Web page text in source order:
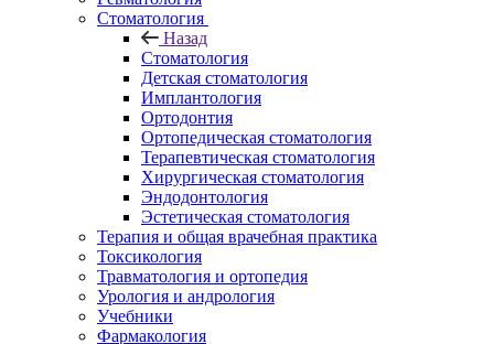
Стоматология
Назад
Стоматология
Детская стоматология
Имплантология
Ортодонтия
Ортопедическая стоматология
Терапевтическая стоматология
Хирургическая стоматология
Эндодонтология
Эстетическая стоматология
Терапия и общая врачебная практика
Токсикология
Травматология и ортопедия
Урология и андрология
Учебники
Фармакология